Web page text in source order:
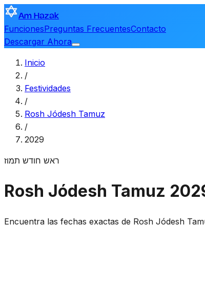
Am Hazak
FuncionesPreguntas FrecuentesContacto
Descargar Ahora
Inicio
/
Festividades
/
Rosh Jódesh Tamuz
/
2029
ראש חודש תמוז
Rosh Jódesh Tamuz
Encuentra las fechas exactas de Rosh Jódesh